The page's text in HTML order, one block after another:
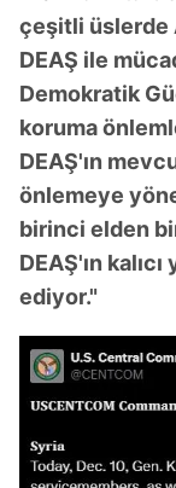
çeşitli üslerde
DEAŞ ile
Demokratik
koruma
DEAŞ'ın
önlemeye
birinci elden
DEAŞ'ın
ediyor."